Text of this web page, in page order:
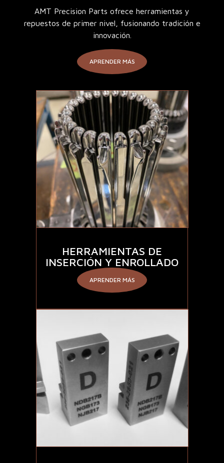
AMT Precision Parts ofrece herramientas y
repuestos de primer nivel, fusionando tradición e
innovación.
APRENDER MÁS
HERRAMIENTAS DE
INSERCIÓN Y ENROLLADO
APRENDER MÁS